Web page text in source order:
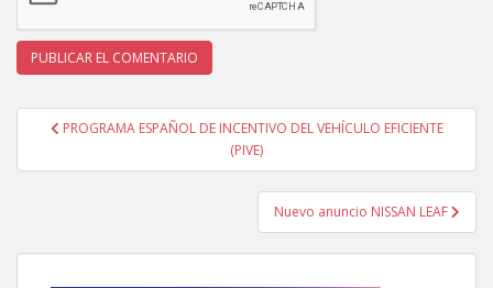
Navegación
entradas
PROGRAMA ESPAÑOL DE INCENTIVO DEL VEHÍCULO EFICIENTE
(PIVE)
Nuevo anuncio NISSAN LEAF